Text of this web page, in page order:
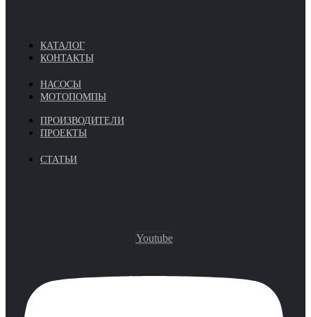
КАТАЛОГ
КОНТАКТЫ
НАСОСЫ
МОТОПОМПЫ
ПРОИЗВОДИТЕЛИ
ПРОЕКТЫ
СТАТЬИ
Youtube